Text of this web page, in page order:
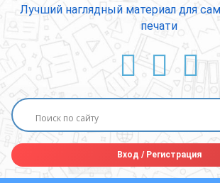
Лучший наглядный материал для
печати
Вход /Регистрация